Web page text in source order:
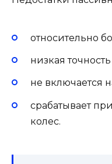
относительно
низкая
не включается
срабатывает
колес.